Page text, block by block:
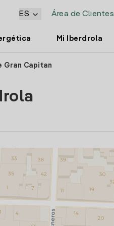
Área de Clientes
ES
Mi Iberdrola
Capitan